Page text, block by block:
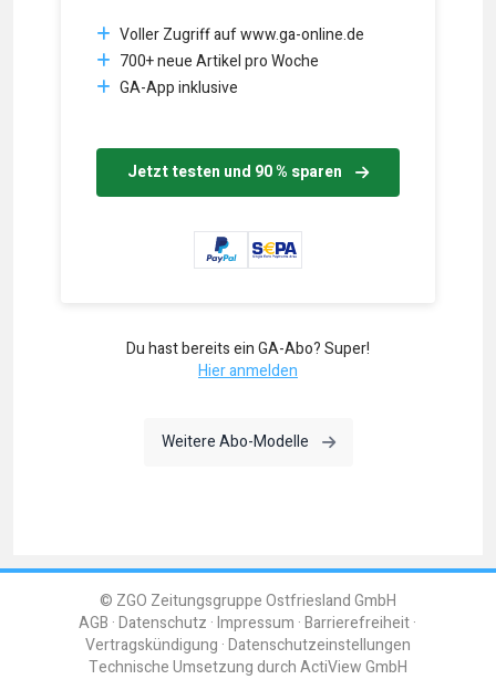
Voller Zugriff auf www.ga-online.de
700+ neue Artikel pro Woche
GA-App inklusive
Jetzt testen und 90 % sparen
Du hast bereits ein GA-Abo? Super!
Hier anmelden
Weitere Abo-Modelle
© ZGO Zeitungsgruppe Ostfriesland GmbH
AGB Datenschutz Impressum Barrierefreiheit
Vertragskündigung Datenschutzeinstellungen
Technische Umsetzung durchActiView GmbH